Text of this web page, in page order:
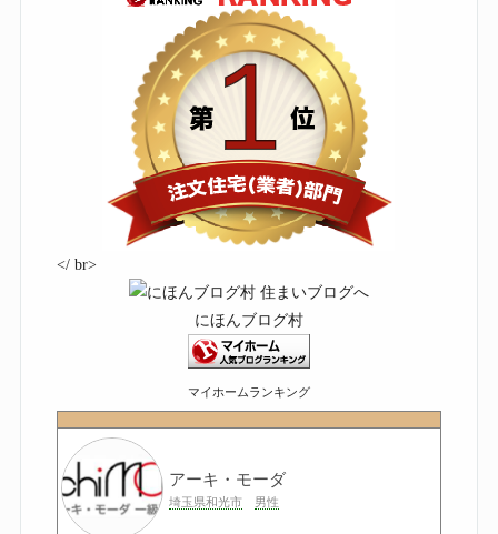
</ br>
にほんブログ村
マイホームランキング
アーキ・モーダ
埼玉県和光市 男性